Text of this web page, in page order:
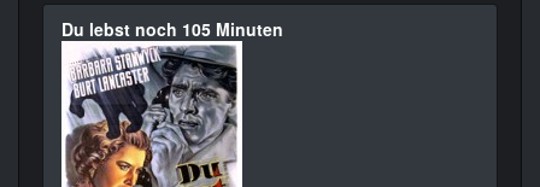
Du lebst noch 105 Minuten